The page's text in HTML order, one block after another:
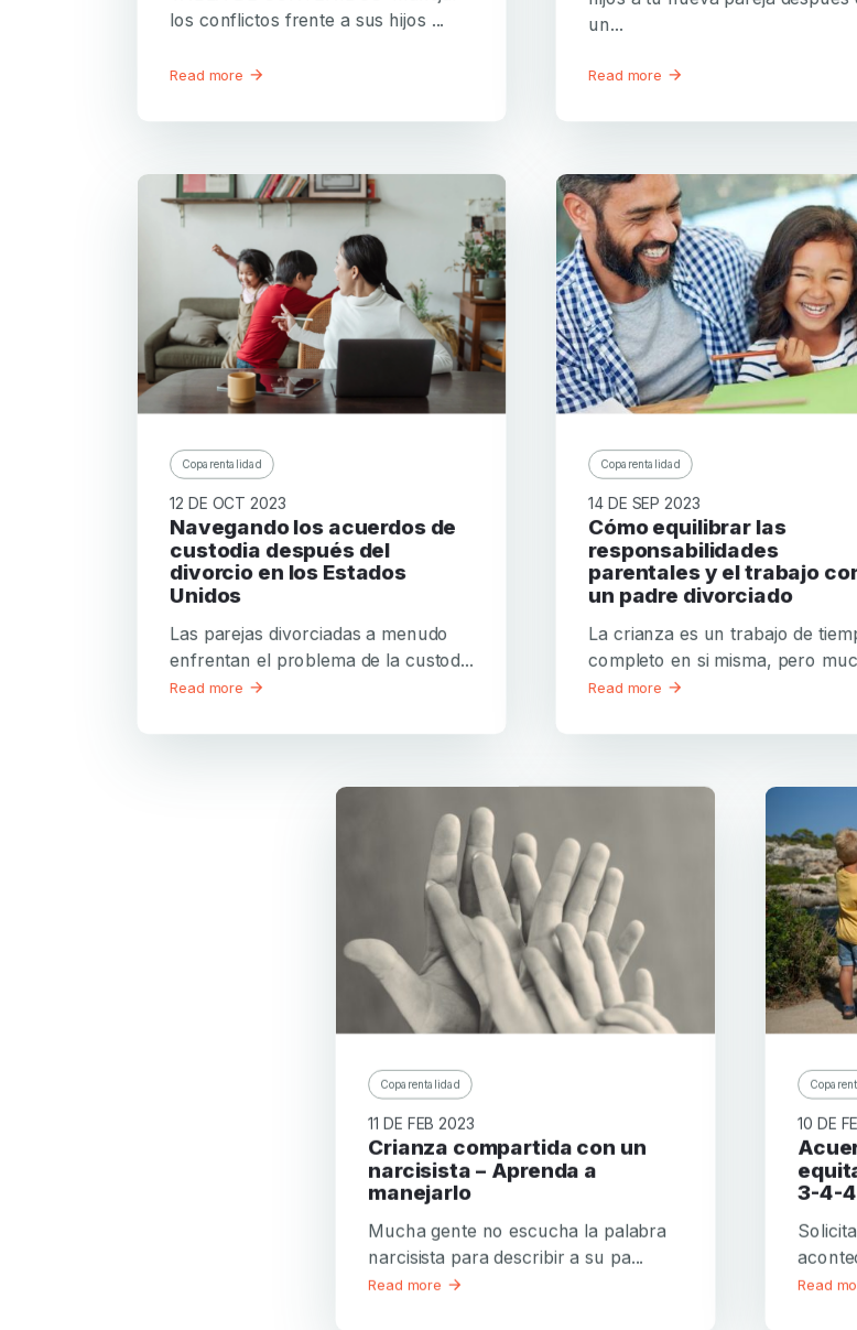
los conflictos frente a sus hijos ...
Read more
un...
Read more
Coparentalidad
12 DE OCT 2023
Navegando los acuerdos de
custodia después del
divorcio en los Estados
Unidos
Las parejas divorciadas a menudo
enfrentan el problema de la custod...
Read more
Coparentalidad
14 DE SEP 2023
Cómo equilibrar las
responsabilidades
parentales y el trabajo
un padre divorciado
La crianza es un trabajo de
completo en si misma, pero
Read more
Coparentalidad
11 DE FEB 2023
Crianza compartida con un
narcisista – Aprenda a
manejarlo
Mucha gente no escucha la palabra
narcisista para describir a su pa...
Read more
10 DE
Acuerdo de custodia
3-4-4
Read
Tu correo electrónico
Contraseña
¿Ha olvidado su contraseña?
O inicie sesión por
Facebook Google
Tu correo electrónico
Contraseña
Confirmación de la contraseña
O regístrese por
Facebook Google